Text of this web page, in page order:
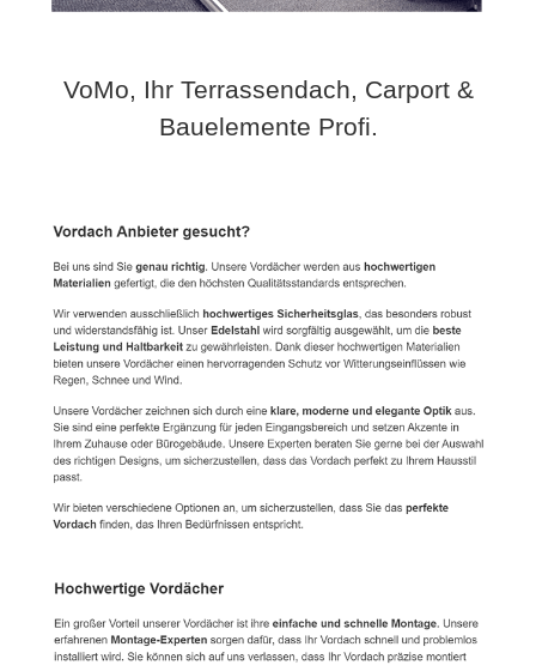
VoMo, Ihr Terrassendach, Carport &
Bauelemente Profi.